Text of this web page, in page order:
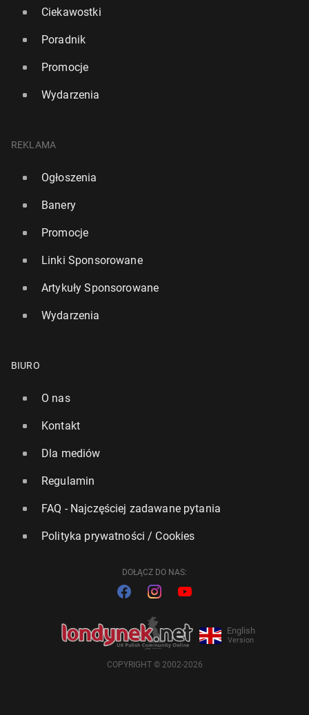
Ciekawostki
Poradnik
Promocje
Wydarzenia
REKLAMA
Ogłoszenia
Banery
Promocje
Linki Sponsorowane
Artykuły Sponsorowane
Wydarzenia
BIURO
O nas
Kontakt
Dla mediów
Regulamin
FAQ - Najczęściej zadawane pytania
Polityka prywatności / Cookies
DOŁĄCZ DO NAS:
English
Version
COPYRIGHT © 2002-2026